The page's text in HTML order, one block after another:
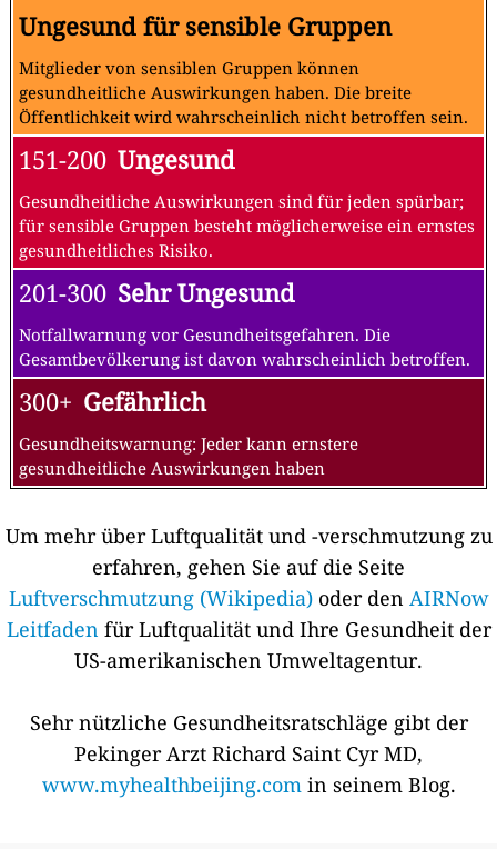
Ungesund für sensible Gruppen
Mitglieder von sensiblen Gruppen können
gesundheitliche Auswirkungen haben. Die breite
Öffentlichkeit wird wahrscheinlich nicht betroffen sein.
151-200 Ungesund
Gesundheitliche Auswirkungen sind für jeden spürbar;
für sensible Gruppen besteht möglicherweise ein ernstes
gesundheitliches Risiko.
201-300 Sehr Ungesund
Notfallwarnung vor Gesundheitsgefahren. Die
Gesamtbevölkerung ist davon wahrscheinlich betroffen.
300+ Gefährlich
Gesundheitswarnung: Jeder kann ernstere
gesundheitliche Auswirkungen haben
Um mehr über Luftqualität und -verschmutzung zu
erfahren, gehen Sie auf die Seite
Luftverschmutzung (Wikipedia)oder den AIRNow
Leitfaden für Luftqualität und Ihre Gesundheit der
US-amerikanischen Umweltagentur.
Sehr nützliche Gesundheitsratschläge gibt der
Pekinger Arzt Richard Saint Cyr MD,
www.myhealthbeijing.comin seinem Blog.